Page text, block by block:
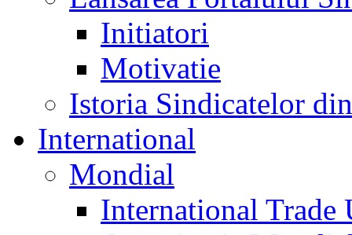
Initiatori
Motivatie
Istoria Sindicatelor
International
Mondial
International Trade